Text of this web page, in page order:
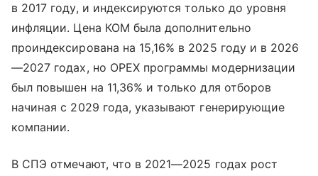
в 2017 году, и индексируются только до уровня
инфляции. Цена КОМ была дополнительно
проиндексирована на 15,16% в 2025 году и в 2026
—2027 годах, но OPEX программы модернизации
был повышен на 11,36% и только для отборов
начиная с 2029 года, указывают генерирующие
компании.
В СПЭ отмечают, что в 2021—2025 годах рост